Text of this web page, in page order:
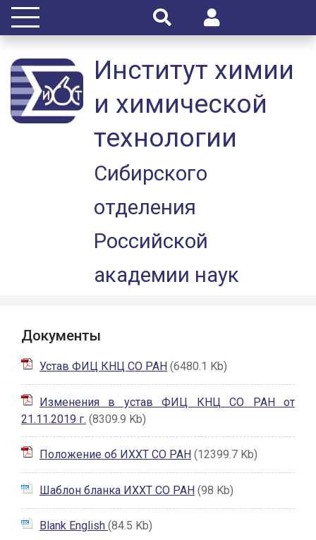
Институт химии
и химической
технологии
Сибирского
отделения
Российской
академии наук
Документы
Устав ФИЦ КНЦ СО РАН (6480.1 Kb)
Изменения в устав ФИЦ КНЦ СО РАН от
21.11.2019 г. (8309.9 Kb)
Положение об ИХХТ СО РАН (12399.7 Kb)
Шаблон бланка ИХХТ СО РАН (98 Kb)
Blank English (84.5 Kb)